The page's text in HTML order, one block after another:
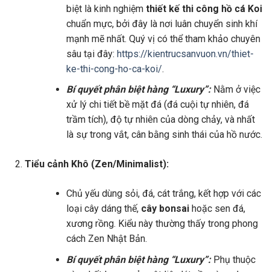
biệt là kinh nghiệm thiết kế thi công hồ cá Koi
chuẩn mực, bởi đây là nơi luân chuyển sinh khí
mạnh mẽ nhất. Quý vị có thể tham khảo chuyên
sâu tại đây: https://kientrucsanvuon.vn/thiet-
ke-thi-cong-ho-ca-koi/.
Bí quyết phân biệt hàng “Luxury”:Nằm ở việc
xử lý chi tiết bề mặt đá (đá cuội tự nhiên, đá
trầm tích), độ tự nhiên của dòng chảy, và nhất
là sự trong vắt, cân bằng sinh thái của hồ nước.
Tiểu cảnh Khô (Zen/Minimalist):
Chủ yếu dùng sỏi, đá, cát trắng, kết hợp với các
loại cây dáng thế, cây bonsaihoặc sen đá,
xương rồng. Kiểu này thường thấy trong phong
cách Zen Nhật Bản.
Bí quyết phân biệt hàng “Luxury”:Phụ thuộc